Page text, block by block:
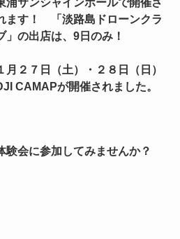
ます！ 「淡路島ドローンクラ
」の出店は、9日のみ！
月２７日（土）・２８日（日）
CAMAPが開催されました。
験会に参加してみませんか？